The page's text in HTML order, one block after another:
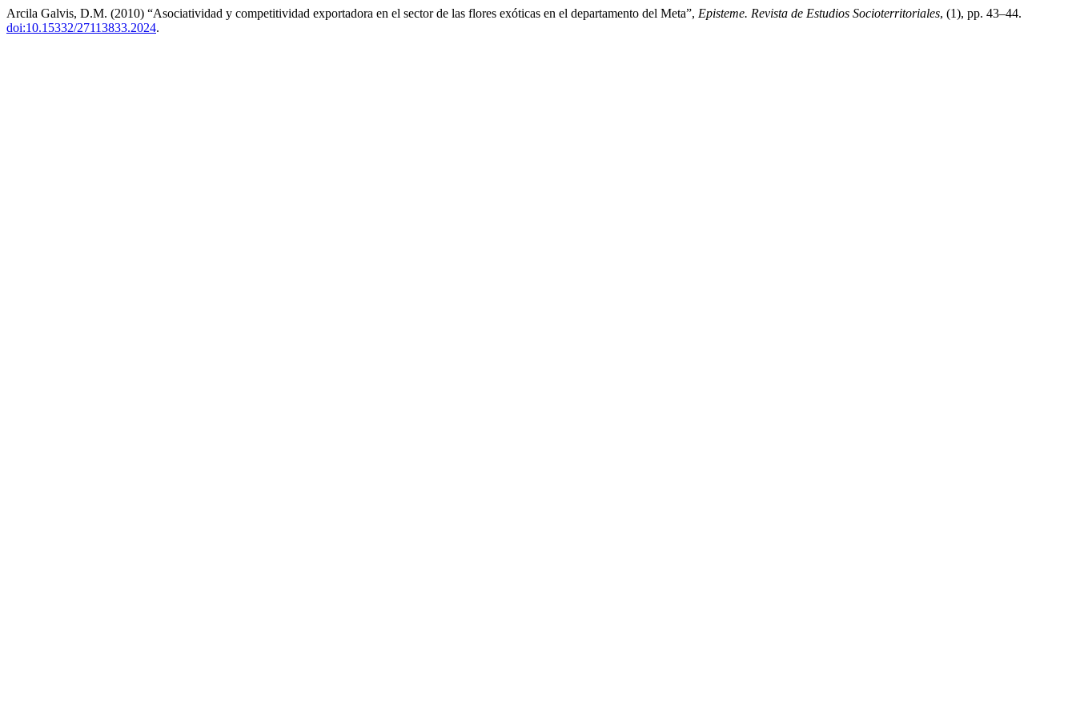
Arcila Galvis, D.M. (2010) “Asociatividad y competitividad exportadora en el sector de las flores exóticas en el departamento del Meta”, Episteme. Revista de Estudios Socioterritoriales, (1), pp. 43–44.
doi:10.15332/27113833.2024.